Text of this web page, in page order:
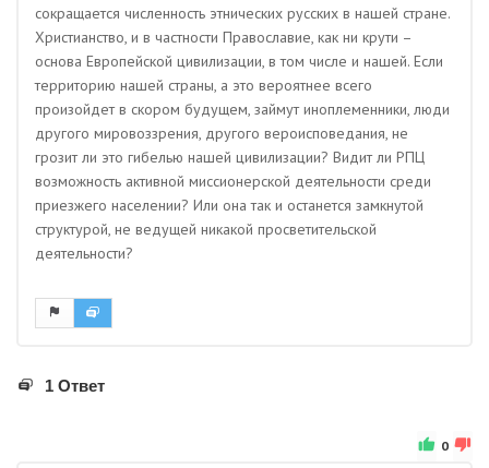
сокращается численность этнических русских в нашей стране.
Христианство, и в частности Православие, как ни крути –
основа Европейской цивилизации, в том числе и нашей. Если
территорию нашей страны, а это вероятнее всего
произойдет в скором будущем, займут иноплеменники, люди
другого мировоззрения, другого вероисповедания, не
грозит ли это гибелью нашей цивилизации? Видит ли РПЦ
возможность активной миссионерской деятельности среди
приезжего населении? Или она так и останется замкнутой
структурой, не ведущей никакой просветительской
деятельности?
1 Ответ
0